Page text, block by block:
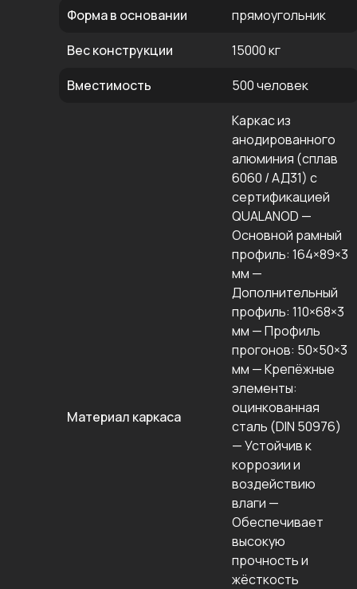
Форма в основании
прямоугольник
Вес конструкции
15000 кг
Вместимость
500 человек
Материал каркаса
Каркас из
анодированного
алюминия (сплав
6060 / АД31) с
сертификацией
QUALANOD —
Основной рамный
профиль: 164×89×3
мм —
Дополнительный
профиль: 110×68×3
мм — Профиль
прогонов: 50×50×3
мм — Крепёжные
элементы:
оцинкованная
сталь (DIN 50976)
— Устойчив к
коррозии и
воздействию
влаги —
Обеспечивает
высокую
прочность и
жёсткость